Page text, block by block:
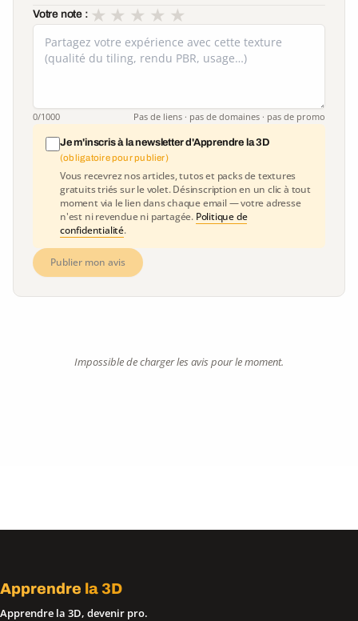
Votre note : ★
★
★
★
★
0/1000 Pas de liens · pas de domaines · pas de promo
Je m'inscris à la newsletter d'Apprendre la 3D
(obligatoire pour publier)
Vous recevrez nos articles, tutos et packs de textures
gratuits triés sur le volet. Désinscription en un clic à tout
moment via le lien dans chaque email — votre adresse
n'est ni revendue ni partagée. Politique de
confidentialité.
Publier mon avis
Impossible de charger les avis pour le moment.
Apprendre la 3D
Apprendre la 3D, devenir pro.